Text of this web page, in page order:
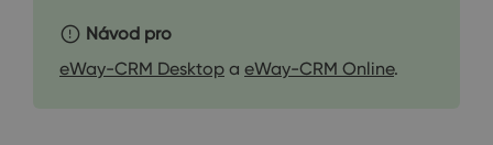
Návod pro
eWay-CRM Desktop a eWay-CRM Online.